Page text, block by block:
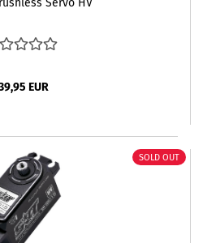
Servo HV
EUR
SOLD OUT